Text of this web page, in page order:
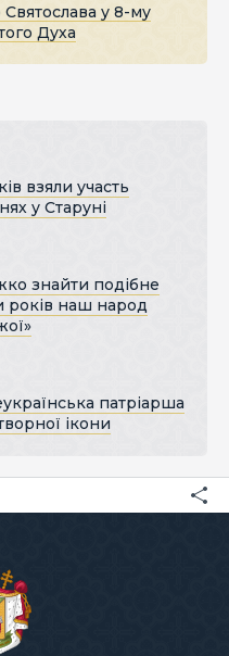
у 8-му
Духа
взяли участь
у Старуні
знайти подібне
років наш народ
патріарша
ікони